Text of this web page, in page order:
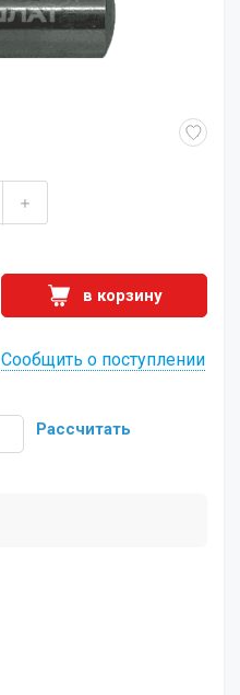
в корзину
Сообщить о поступлении
Рассчитать